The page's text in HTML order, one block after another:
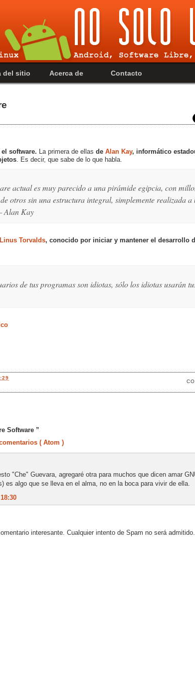
del sitio Acerca de Contacto
software. La primera de ellas de Alan Kay, informático
. Es decir, que sabe de lo que habla.
actual es muy parecido a una pirámide egipcia, con
otros sin una estructura integral, simplemente realizada a
Alan Kay
Linus Torvalds, conocido por iniciar y mantener el desarrollo
de tus programas son idiotas, sólo los idiotas usarán
Software ”
( Atom )
"Che" Guevara, agregaré otra para muchos que dicen amar
es algo que se lleva en el alma, no en la boca para vivir de ella.
interesante. Cualquier intento de Spam no será admitido.